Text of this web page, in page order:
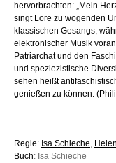
hervorbrachten: „Mein
singt Lore zu wogenden
klassischen Gesangs,
elektronischer Musik
Patriarchat und den
und speziezistische
sehen heißt
genießen zu können.
Regie: Isa Schieche,
Buch: Isa Schieche